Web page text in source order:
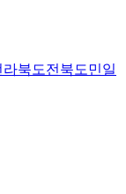
라북도전북도민일